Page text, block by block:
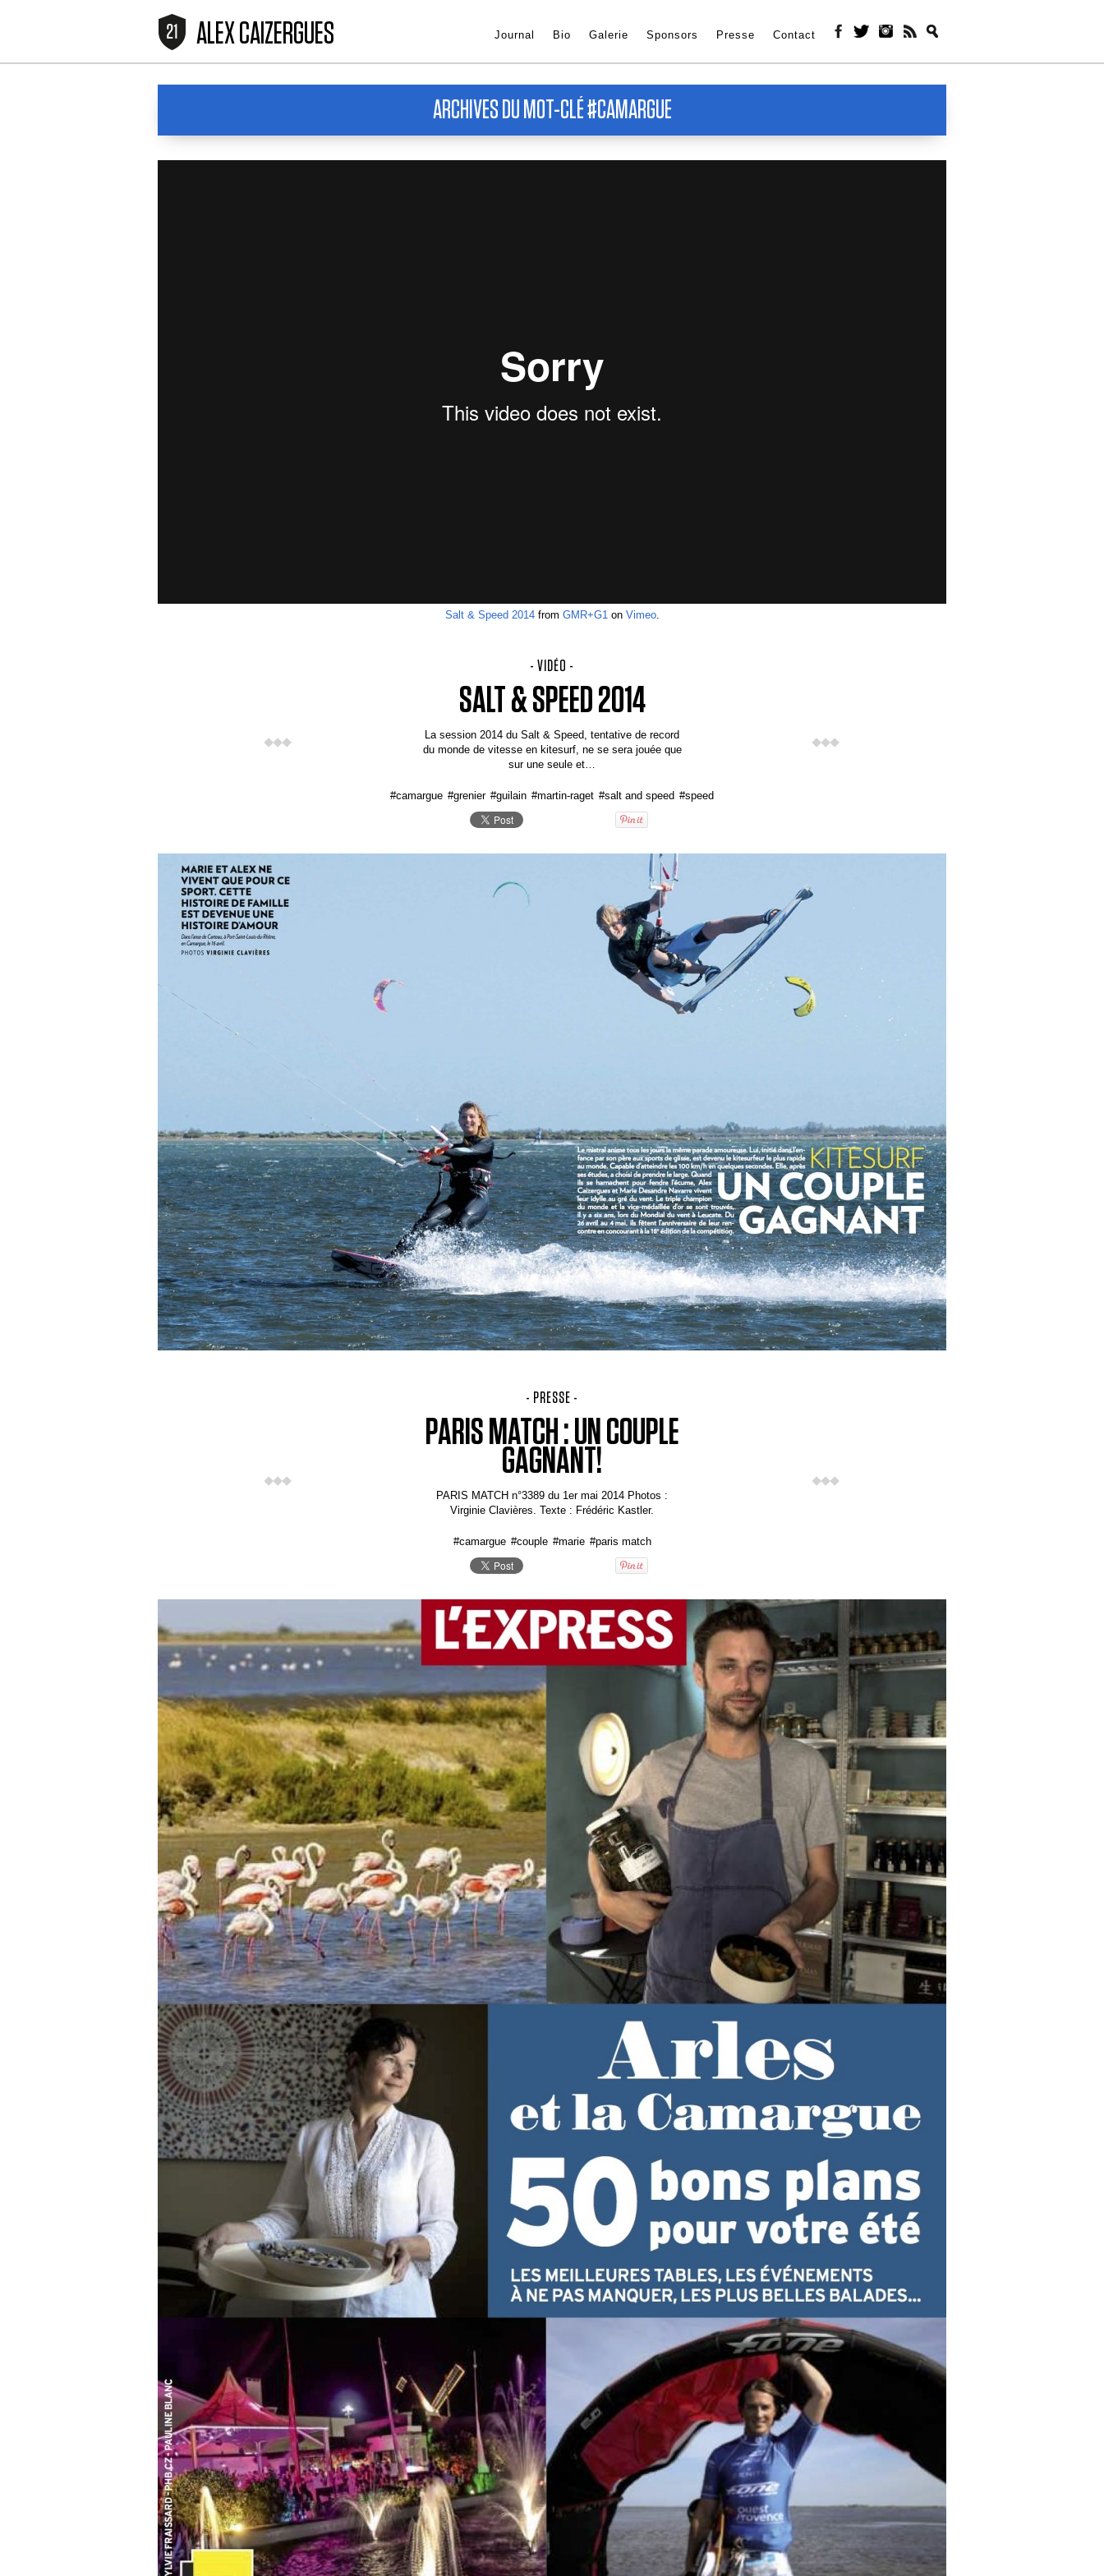
ALEX CAIZERGUES Journal Bio Galerie Sponsors Presse Contact
ARCHIVES DU MOT-CLÉ #CAMARGUE
Salt & Speed 2014from GMR+G1on Vimeo.
- VIDÉO -
SALT & SPEED 2014
La session 2014 du Salt & Speed, tentative de record
du monde de vitesse en kitesurf, ne se sera jouée que
sur une seule et…
#camargue #grenier #guilain #martin-raget #salt and speed #speed
- PRESSE -
PARIS MATCH : UN COUPLE
GAGNANT!
PARIS MATCH n°3389 du 1er mai 2014 Photos :
Virginie Clavières. Texte : Frédéric Kastler.
#camargue #couple #marie #paris match